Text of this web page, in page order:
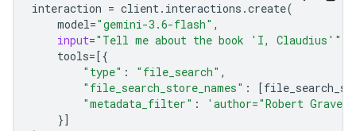
interaction = client. interactions .create(
model="gemini-3.6-flash" ,
input="Tell me about the book 'I, Claudius'"
tools=[{
"type" : "file_search" ,
"file_search_store_names" : [
"metadata_filter" :
'author="Robert
}]